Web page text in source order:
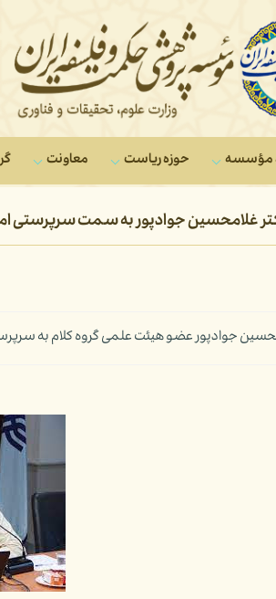
مؤسسه حوزه ریاست معاونت‌
غلامحسین جوادپور به سمت
جوادپور عضو هیئت علمی گروه کلام به